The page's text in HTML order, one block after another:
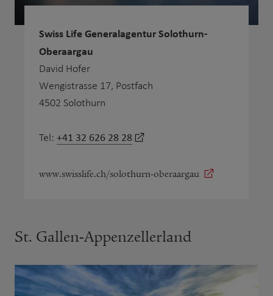
Swiss Life Generalagentur Solothurn-
Oberaargau
David Hofer
Wengistrasse 17, Postfach
4502 Solothurn
Tel: +41 32 626 28 28
www.swisslife.ch/solothurn-oberaargau
St. Gallen-Appenzellerland